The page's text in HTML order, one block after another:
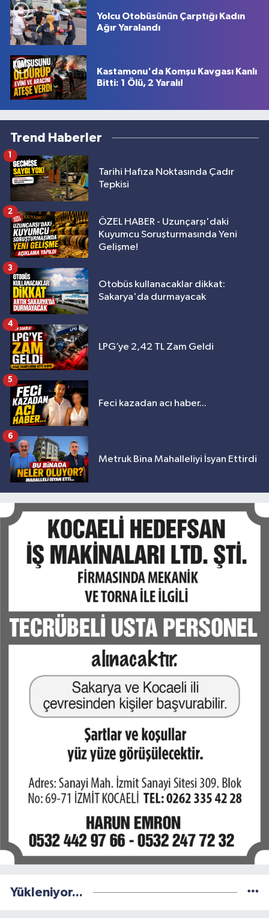
Yolcu Otobüsünün Çarptığı Kadın
Ağır Yaralandı
Kastamonu'da Komşu Kavgası Kanlı
Bitti: 1 Ölü, 2 Yaralı!
Trend Haberler
Tarihi Hafıza Noktasında Çadır
Tepkisi
1
ÖZEL HABER - Uzunçarşı'daki
Kuyumcu Soruşturmasında Yeni
Gelişme!
2
Otobüs kullanacaklar dikkat:
Sakarya'da durmayacak
3
LPG’ye 2,42 TL Zam Geldi
4
Feci kazadan acı haber...
5
Metruk Bina Mahalleliyi İsyan Ettirdi
6
Yükleniyor...